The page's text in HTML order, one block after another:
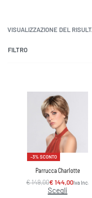
VISUALIZZAZIONE DEL
FILTRO
-3% SCONTO
Parrucca Charlotte
€149,00€144,00Iva Inc.
Scegli